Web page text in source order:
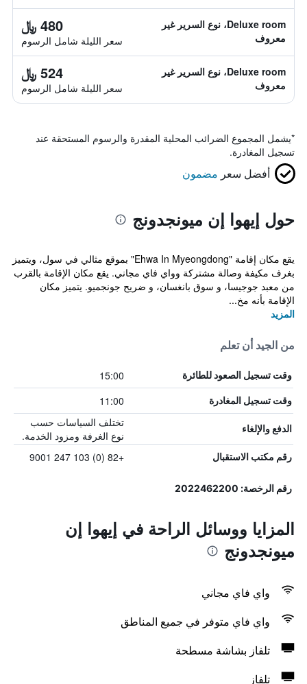
Deluxe room، نوع السرير غير
معروف
480 ﷼
سعر الليلة شامل الرسوم
Deluxe room، نوع السرير غير
معروف
524 ﷼
سعر الليلة شامل الرسوم
*يشمل المجموع الضرائب المحلية المقدرة والرسوم المستحقة عند
تسجيل المغادرة.
أفضل سعر مضمون
حول إيهوا إن ميونجدونج
يقع مكان إقامة "Ehwa In Myeongdong" بموقع مثالي في سول، ويتميز
بغرف مكيفة وصالة مشتركة وواي فاي مجاني. يقع مكان الإقامة بالقرب
من معبد جوجيسا، و سوق بانغسان، و ضريح جونجميو. يتميز مكان
الإقامة بأنه مخ...
المزيد
من الجيد أن تعلم
وقت تسجيل الصعود للطائرة 15:00
وقت تسجيل المغادرة 11:00
الدفع والإلغاء
تختلف السياسات حسب
نوع الغرفة ومزود الخدمة.
رقم مكتب الاستقبال +82 (0) 103 247 9001
رقم الرخصة: 2022462200
المزايا ووسائل الراحة في إيهوا إن
ميونجدونج
واي فاي مجاني
واي فاي متوفر في جميع المناطق
تلفاز بشاشة مسطحة
تلفاز